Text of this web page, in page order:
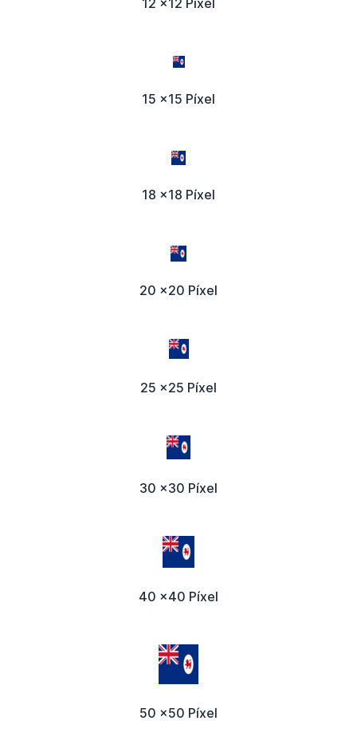
12 x12 Píxel
15 x15 Píxel
18 x18 Píxel
20 x20 Píxel
25 x25 Píxel
30 x30 Píxel
40 x40 Píxel
50 x50 Píxel